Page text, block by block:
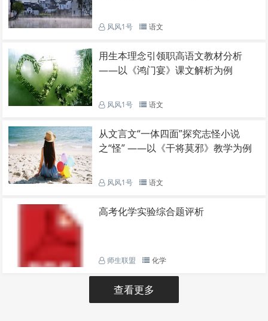
风风1号 语文
用生本理念引领职高语文教材分析
——以《鸿门宴》课文解析为例
风风1号 语文
从文言文“一体四面”探究志怪小说
之“怪” ——以《干将莫邪》教学为例
风风1号 语文
高考化学实验综合题评析
师生联盟 化学
查看更多